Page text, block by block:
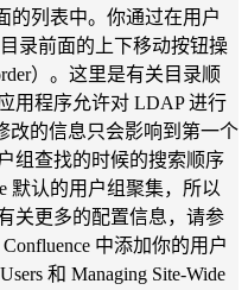
的列表中。你通过在用户
录前面的上下移动按钮操
）。这里是有关目录顺
用程序允许对 LDAP 进行
改的信息只会影响到第一个
组查找的时候的搜索顺序
默认的用户组聚集，所以
关更多的配置信息，请参
中添加你的用户
和 Managing Site-Wide